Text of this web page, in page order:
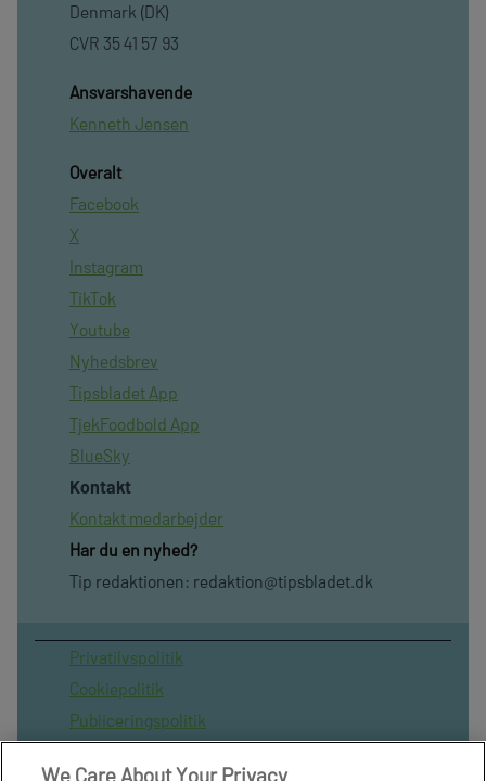
Denmark (DK)
CVR 35 41 57 93
Ansvarshavende
Kenneth Jensen
Overalt
Facebook
X
Instagram
TikTok
Youtube
Nyhedsbrev
Tipsbladet App
TjekFoodbold App
BlueSky
Kontakt
Kontakt medarbejder
Har du en nyhed?
Tip redaktionen: redaktion@tipsbladet.dk
Privatilvspolitik
Cookiepolitik
Publiceringspolitik
We Care About Your Privacy